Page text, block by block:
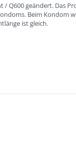
Q600 geändert. Das
Beim Kondom
ist gleich.